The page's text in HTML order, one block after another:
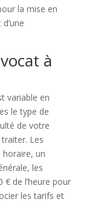
la mise en
à
variable en
le type de
de votre
Les
un
les
de l’heure pour
les tarifs et